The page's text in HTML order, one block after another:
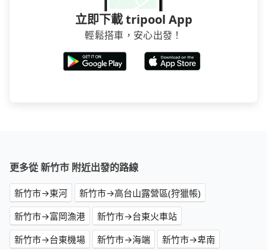
立即下載 tripool App
輕鬆搭車，安心出發！
更多從 新竹市 附近出發的路線
新竹市→東河
新竹市→高台山露營區(狩獵帳)
新竹市→富岡漁港
新竹市→台東火車站
新竹市→台東機場
新竹市→海端
新竹市→卑南